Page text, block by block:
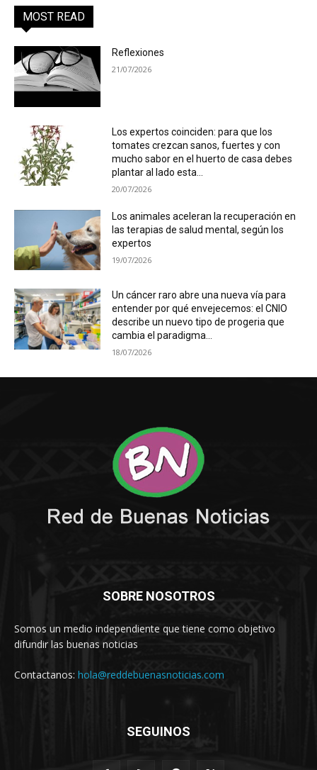
MOST READ
Reflexiones
21/07/2026
Los expertos coinciden: para que los
tomates crezcan sanos, fuertes y con
mucho sabor en el huerto de casa debes
plantar al lado esta...
20/07/2026
Los animales aceleran la recuperación en
las terapias de salud mental, según los
expertos
19/07/2026
Un cáncer raro abre una nueva vía para
entender por qué envejecemos: el CNIO
describe un nuevo tipo de progeria que
cambia el paradigma...
18/07/2026
SOBRE NOSOTROS
Somos un medio independiente que tiene como objetivo
difundir las buenas noticias
Contactanos: hola@reddebuenasnoticias.com
SEGUINOS